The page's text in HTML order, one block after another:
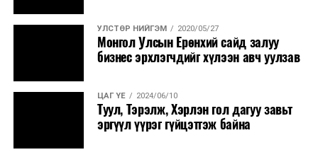
УЛСТӨР НИЙГЭМ 2020/05/27
Монгол Улсын Ерөнхий сайд залуу
бизнес эрхлэгчдийг хүлээн авч уулзав
ЦАГ ҮЕ 2024/06/10
Туул, Тэрэлж, Хэрлэн гол дагуу завьт
эргүүл үүрэг гүйцэтгэж байна